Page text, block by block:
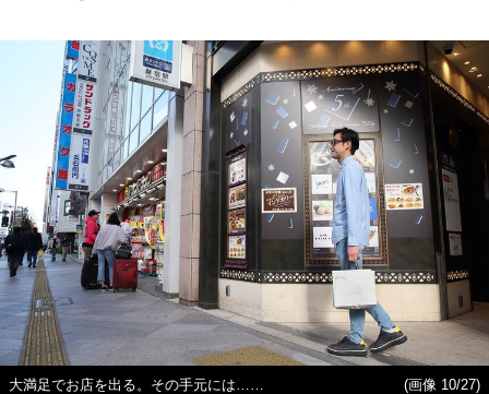
大満足でお店を出る。その手元には……
(画像 10/27)